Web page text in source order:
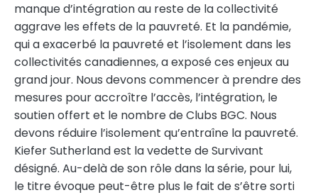
manque d’intégration au reste de la collectivité
aggrave les effets de la pauvreté. Et la pandémie,
qui a exacerbé la pauvreté et l’isolement dans les
collectivités canadiennes, a exposé ces enjeux au
grand jour. Nous devons commencer à prendre des
mesures pour accroître l’accès, l’intégration, le
soutien offert et le nombre de Clubs BGC. Nous
devons réduire l’isolement qu’entraîne la pauvreté.
Kiefer Sutherland est la vedette de Survivant
désigné. Au-delà de son rôle dans la série, pour lui,
le titre évoque peut-être plus le fait de s’être sorti